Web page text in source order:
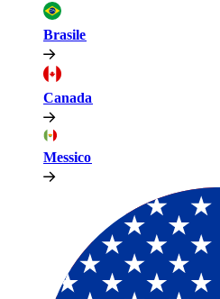
Brasile​​
Canada​​
Messico​​